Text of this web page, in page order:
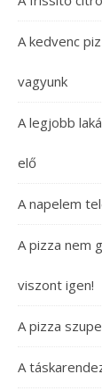
A kedvenc
vagyunk
A legjobb
elő
A napelem
A pizza nem
viszont igen!
A pizza
A